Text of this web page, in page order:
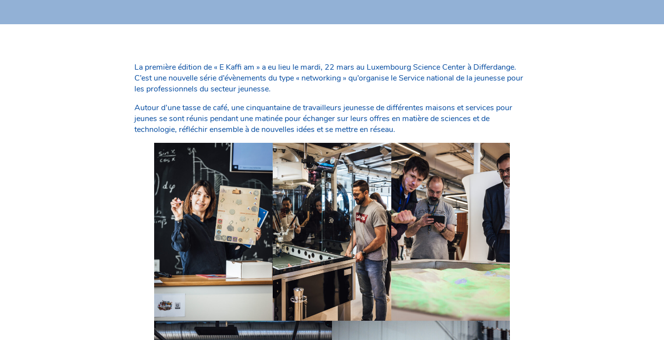
La première édition de « E Kaffi am » a eu lieu le mardi, 22 mars au Luxembourg Science Center à Differdange.
C’est une nouvelle série d’évènements du type « networking » qu’organise le Service national de la jeunesse pour
les professionnels du secteur jeunesse.
Autour d’une tasse de café, une cinquantaine de travailleurs jeunesse de différentes maisons et services pour
jeunes se sont réunis pendant une matinée pour échanger sur leurs offres en matière de sciences et de
technologie, réfléchir ensemble à de nouvelles idées et se mettre en réseau.